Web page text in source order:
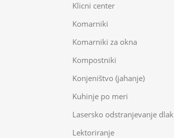
Klicni center
Komarniki
Komarniki za okna
Kompostniki
Konjeništvo (jahanje)
Kuhinje po meri
Lasersko odstranjevanje dlak
Lektoriranje